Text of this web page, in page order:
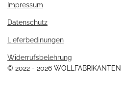
Impressum
Datenschutz
Lieferbedinungen
Widerrufsbelehrung
© 2022 - 2026 WOLLFABRIKANTEN